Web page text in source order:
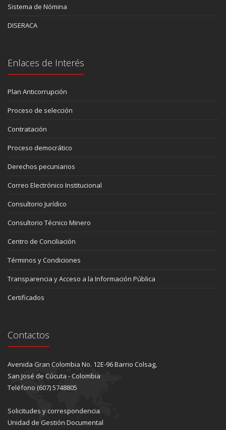
Sistema de Nómina
DISERACA
Enlaces de Interés
Plan Anticorrupción
Proceso de selección
Contratación
Proceso democrático
Derechos pecuniarios
Correo Electrónico Institucional
Consultorio Jurídico
Consultorio Técnico Minero
Centro de Conciliación
Términos y Condiciones
Transparencia y Acceso a la Información Pública
Certificados
Contactos
Avenida Gran Colombia No. 12E-96 Barrio Colsag,
San José de Cúcuta - Colombia
Teléfono (607) 5748805
Solicitudes y correspondencia
Unidad de Gestión Documental